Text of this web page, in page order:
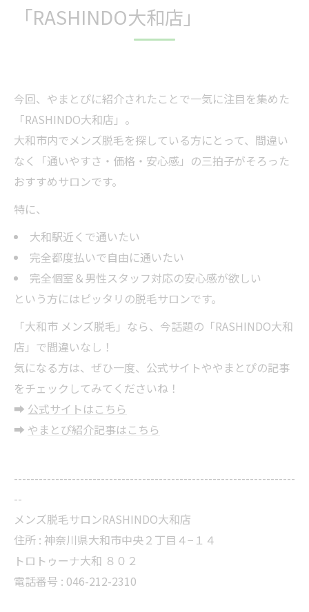
「RASHINDO大和店」
今回、やまとぴに紹介されたことで一気に注目を集めた
「RASHINDO大和店」。
大和市内でメンズ脱毛を探している方にとって、間違い
なく「通いやすさ・価格・安心感」の三拍子がそろった
おすすめサロンです。
特に、
大和駅近くで通いたい
完全都度払いで自由に通いたい
完全個室＆男性スタッフ対応の安心感が欲しい
という方にはピッタリの脱毛サロンです。
「大和市 メンズ脱毛」なら、今話題の「RASHINDO大和
店」で間違いなし！
気になる方は、ぜひ一度、公式サイトややまとぴの記事
をチェックしてみてくださいね！
➡ 公式サイトはこちら
➡ やまとぴ紹介記事はこちら
--------------------------------------------------------------------
--
メンズ脱毛サロンRASHINDO大和店
住所 : 神奈川県大和市中央２丁目４−１４
トロトゥーナ大和 ８０２
電話番号 : 046-212-2310